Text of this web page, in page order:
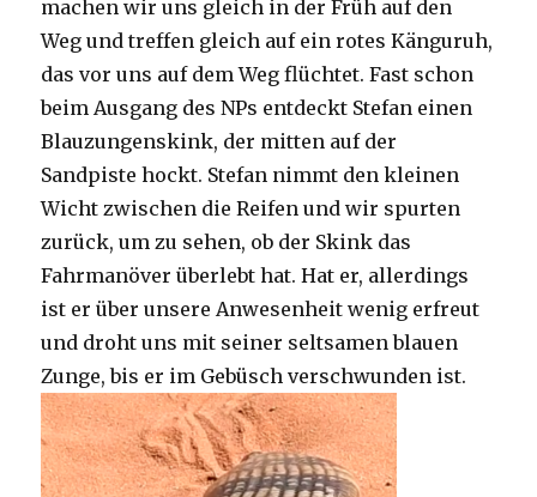
machen wir uns gleich in der Früh auf den
Weg und treffen gleich auf ein rotes Känguruh,
das vor uns auf dem Weg flüchtet. Fast schon
beim Ausgang des NPs entdeckt Stefan einen
Blauzungenskink, der mitten auf der
Sandpiste hockt. Stefan nimmt den kleinen
Wicht zwischen die Reifen und wir spurten
zurück, um zu sehen, ob der Skink das
Fahrmanöver überlebt hat. Hat er, allerdings
ist er über unsere Anwesenheit wenig erfreut
und droht uns mit seiner seltsamen blauen
Zunge, bis er im Gebüsch verschwunden ist.